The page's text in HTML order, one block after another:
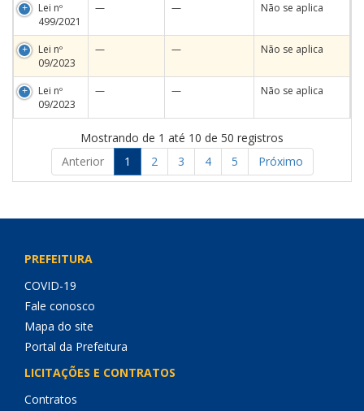
Lei nº
499/2021
— — Não se aplica
Lei nº
09/2023
— — Não se aplica
Lei nº
09/2023
— — Não se aplica
Mostrando de 1 até 10 de 50 registros
Anterior
1 2 3 4 5 Próximo
PREFEITURA
COVID-19
Fale conosco
Mapa do site
Portal da Prefeitura
LICITAÇÕES E CONTRATOS
Contratos